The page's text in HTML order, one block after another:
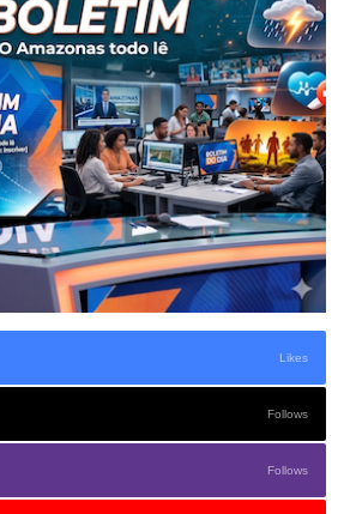
Likes
Follows
Follows